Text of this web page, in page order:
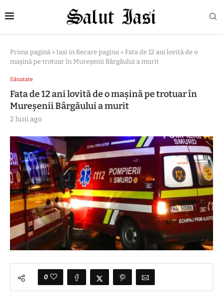
Prima pagină » Iasi in fiecare pagina » Fata de 12 ani lovită de o
mașină pe trotuar în Mureșenii Bârgăului a murit
Sănatate
Fata de 12 ani lovită de o mașină pe trotuar în
Mureșenii Bârgăului a murit
2 luni ago
0